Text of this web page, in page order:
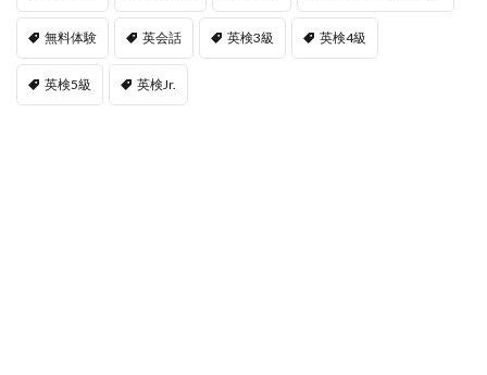
無料体験 英会話 英検3級 英検4級
英検5級 英検Jr.